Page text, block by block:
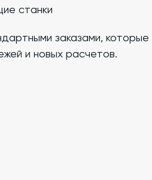
станки
заказами,
и новых расчетов.